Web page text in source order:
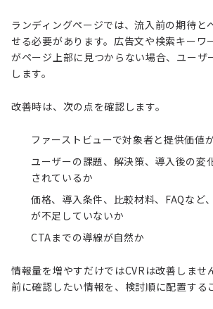
ランディングページでは、流入前の期待と
せる必要があります。広告文や検索キーワ
がページ上部に見つからない場合、ユーザ
します。
改善時は、次の点を確認します。
ファーストビューで対象者と提供価値
ユーザーの課題、解決策、導入後の変
されているか
価格、導入条件、比較材料、FAQなど
が不足していないか
CTAまでの導線が自然か
情報量を増やすだけではCVRは改善しませ
前に確認したい情報を、検討順に配置する